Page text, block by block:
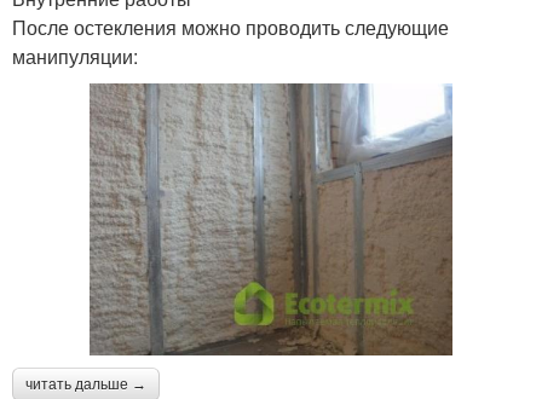
После остекления можно проводить следующие
манипуляции:
читать дальше →